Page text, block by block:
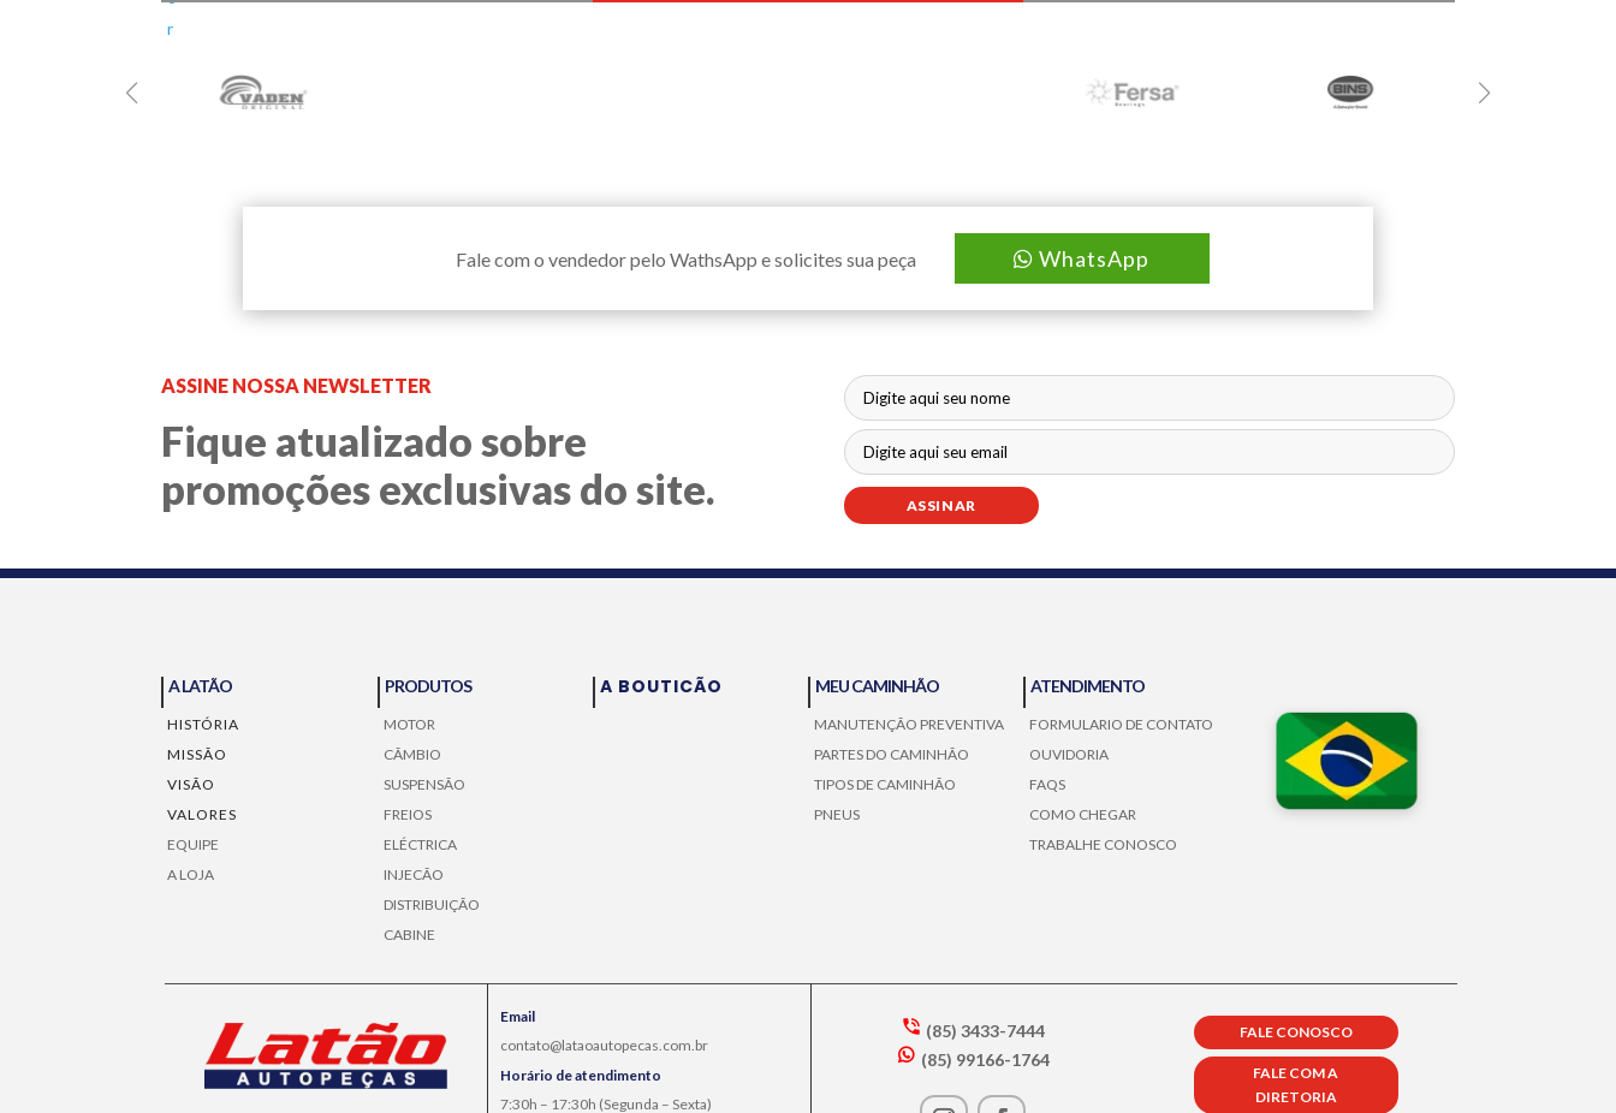
Fale com o vendedor pelo WathsApp e solicites sua peça WhatsApp
ASSINE NOSSA NEWSLETTER
Fique atualizado sobre
promoções exclusivas do site.
A LATÃO
HISTÓRIA
MISSÃO
VISÃO
VALORES
EQUIPE
A LOJA
PRODUTOS
MOTOR
CÃMBIO
SUSPENSÃO
FREIOS
ELÉCTRICA
INJECÃO
DISTRIBUIÇÃO
CABINE
A BOUTICÃO MEU CAMINHÃO
MANUTENÇÃO PREVENTIVA
PARTES DO CAMINHÃO
TIPOS DE CAMINHÃO
PNEUS
ATENDIMENTO
FORMULARIO DE CONTATO
OUVIDORIA
FAQS
COMO CHEGAR
TRABALHE CONOSCO
Email
contato@lataoautopecas.com.br
Horário de atendimento
7:30h – 17:30h (Segunda – Sexta)
s
(85) 3433-7444
(85) 99166-1764
FALE CONOSCO
FALE COM A
DIRETORIA